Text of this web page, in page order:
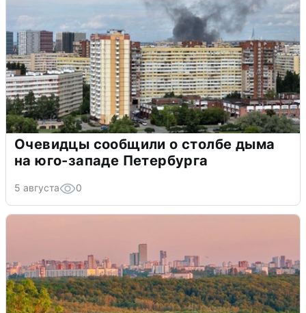
Очевидцы сообщили о столбе дыма
на юго-западе Петербурга
5 августа 0